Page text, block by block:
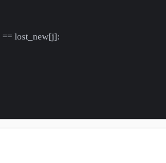
== lost_new[j]: